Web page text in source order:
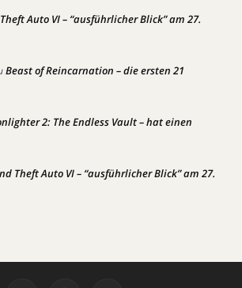
Auto VI – “ausführlicher Blick” am 27.
Beast of Reincarnation – die ersten 21
2: The Endless Vault – hat einen
Theft Auto VI – “ausführlicher Blick” am 27.